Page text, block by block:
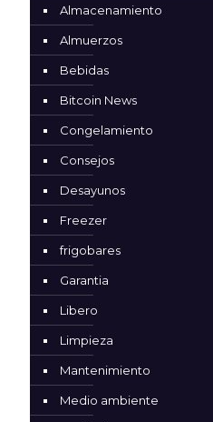
Almacenamiento
Almuerzos
Bebidas
Bitcoin News
Congelamiento
Consejos
Desayunos
Freezer
frigobares
Garantia
Libero
Limpieza
Mantenimiento
Medio ambiente